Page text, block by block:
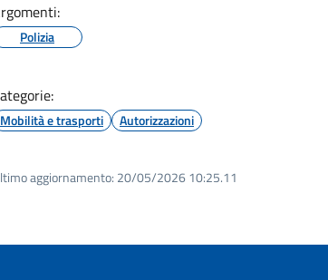
Polizia
Mobilità e trasporti Autorizzazioni
aggiornamento: 20/05/2026 10:25.11